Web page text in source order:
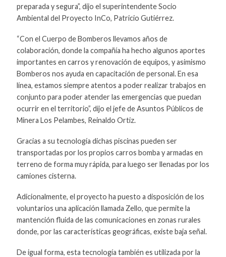
preparada y segura”, dijo el superintendente Socio
Ambiental del Proyecto InCo, Patricio Gutiérrez.
“Con el Cuerpo de Bomberos llevamos años de
colaboración, donde la compañía ha hecho algunos aportes
importantes en carros y renovación de equipos, y asimismo
Bomberos nos ayuda en capacitación de personal. En esa
línea, estamos siempre atentos a poder realizar trabajos en
conjunto para poder atender las emergencias que puedan
ocurrir en el territorio”, dijo el jefe de Asuntos Públicos de
Minera Los Pelambes, Reinaldo Ortiz.
Gracias a su tecnología dichas piscinas pueden ser
transportadas por los propios carros bomba y armadas en
terreno de forma muy rápida, para luego ser llenadas por los
camiones cisterna.
Adicionalmente, el proyecto ha puesto a disposición de los
voluntarios una aplicación llamada Zello, que permite la
mantención fluida de las comunicaciones en zonas rurales
donde, por las características geográficas, existe baja señal.
De igual forma, esta tecnología también es utilizada por la